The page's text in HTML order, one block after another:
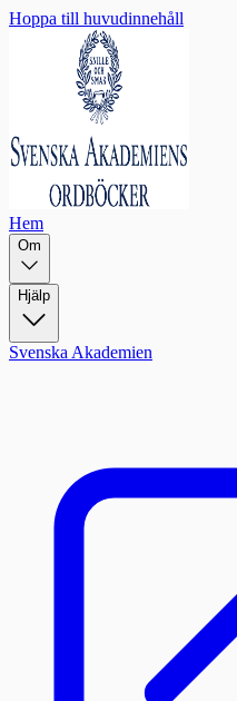
Hoppa till huvudinnehåll
Hem
Om
Hjälp
Svenska Akademien